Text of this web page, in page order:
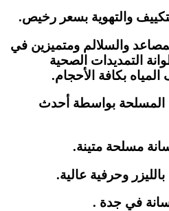
والتهوية بسعر رخيص.
والسلالم ومتميزين في
التمديدات الصحية
بكافة الأحجام.
المسلحة بواسطة أحدث
مسلحة متينة.
وحرفية عالية.
في جدة .